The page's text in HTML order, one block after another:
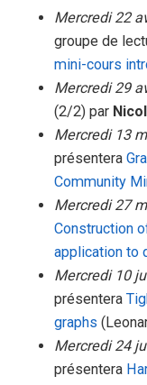
Mercredi 22
groupe de
mini-cours
Mercredi 29
(2/2) par
Mercredi 13
présentera
Community
Mercredi 27
Construction
application to
Mercredi 10
présentera
graphs
Mercredi 24
présentera